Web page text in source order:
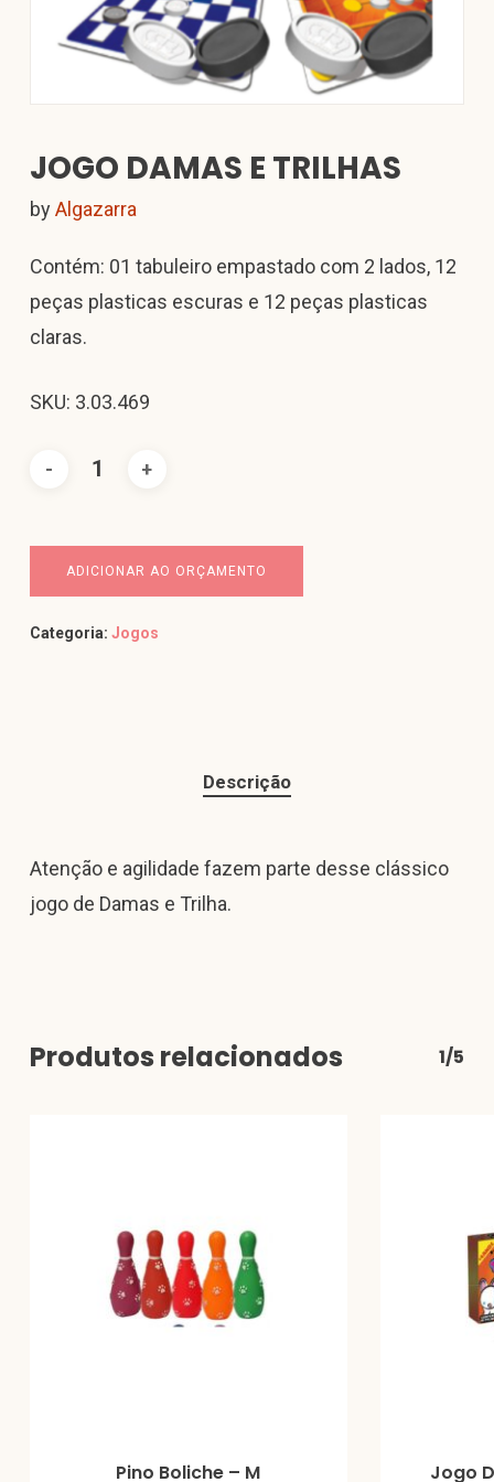
JOGO DAMAS E TRILHAS
byAlgazarra
Contém: 01 tabuleiro empastado com 2 lados, 12
peças plasticas escuras e 12 peças plasticas
claras.
SKU: 3.03.469
ADICIONAR AO ORÇAMENTO
Categoria: Jogos
Descrição
Atenção e agilidade fazem parte desse clássico
jogo de Damas e Trilha.
Produtos relacionados 1/5
Pino Boliche – M Jogo